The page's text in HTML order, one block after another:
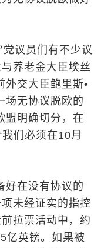
议员们有不少议
养老金大臣埃丝
外交大臣鲍里斯•
场无协议脱欧的
盟明确切分，在
们必须在10月
好在没有协议的
未经证实的指控
拉票活动中，约
亿英镑。如果被